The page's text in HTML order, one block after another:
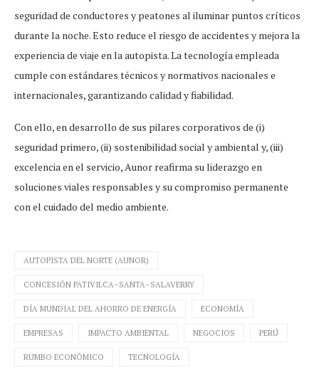
seguridad de conductores y peatones al iluminar puntos críticos
durante la noche. Esto reduce el riesgo de accidentes y mejora la
experiencia de viaje en la autopista. La tecnología empleada
cumple con estándares técnicos y normativos nacionales e
internacionales, garantizando calidad y fiabilidad.
Con ello, en desarrollo de sus pilares corporativos de (i)
seguridad primero, (ii) sostenibilidad social y ambiental y, (iii)
excelencia en el servicio, Aunor reafirma su liderazgo en
soluciones viales responsables y su compromiso permanente
con el cuidado del medio ambiente.
AUTOPISTA DEL NORTE (AUNOR)
CONCESIÓN PATIVILCA–SANTA–SALAVERRY
DÍA MUNDIAL DEL AHORRO DE ENERGÍA ECONOMÍA
EMPRESAS IMPACTO AMBIENTAL NEGOCIOS PERÚ
RUMBO ECONÓMICO TECNOLOGÍA